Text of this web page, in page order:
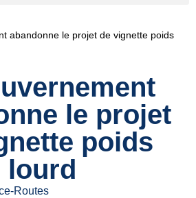
abandonne le projet de vignette poids
le projet
poids
lourd
Routes